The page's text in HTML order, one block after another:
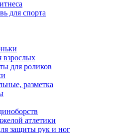
для спорта
взрослых
для роликов
разметка
атлетики
защиты рук и ног